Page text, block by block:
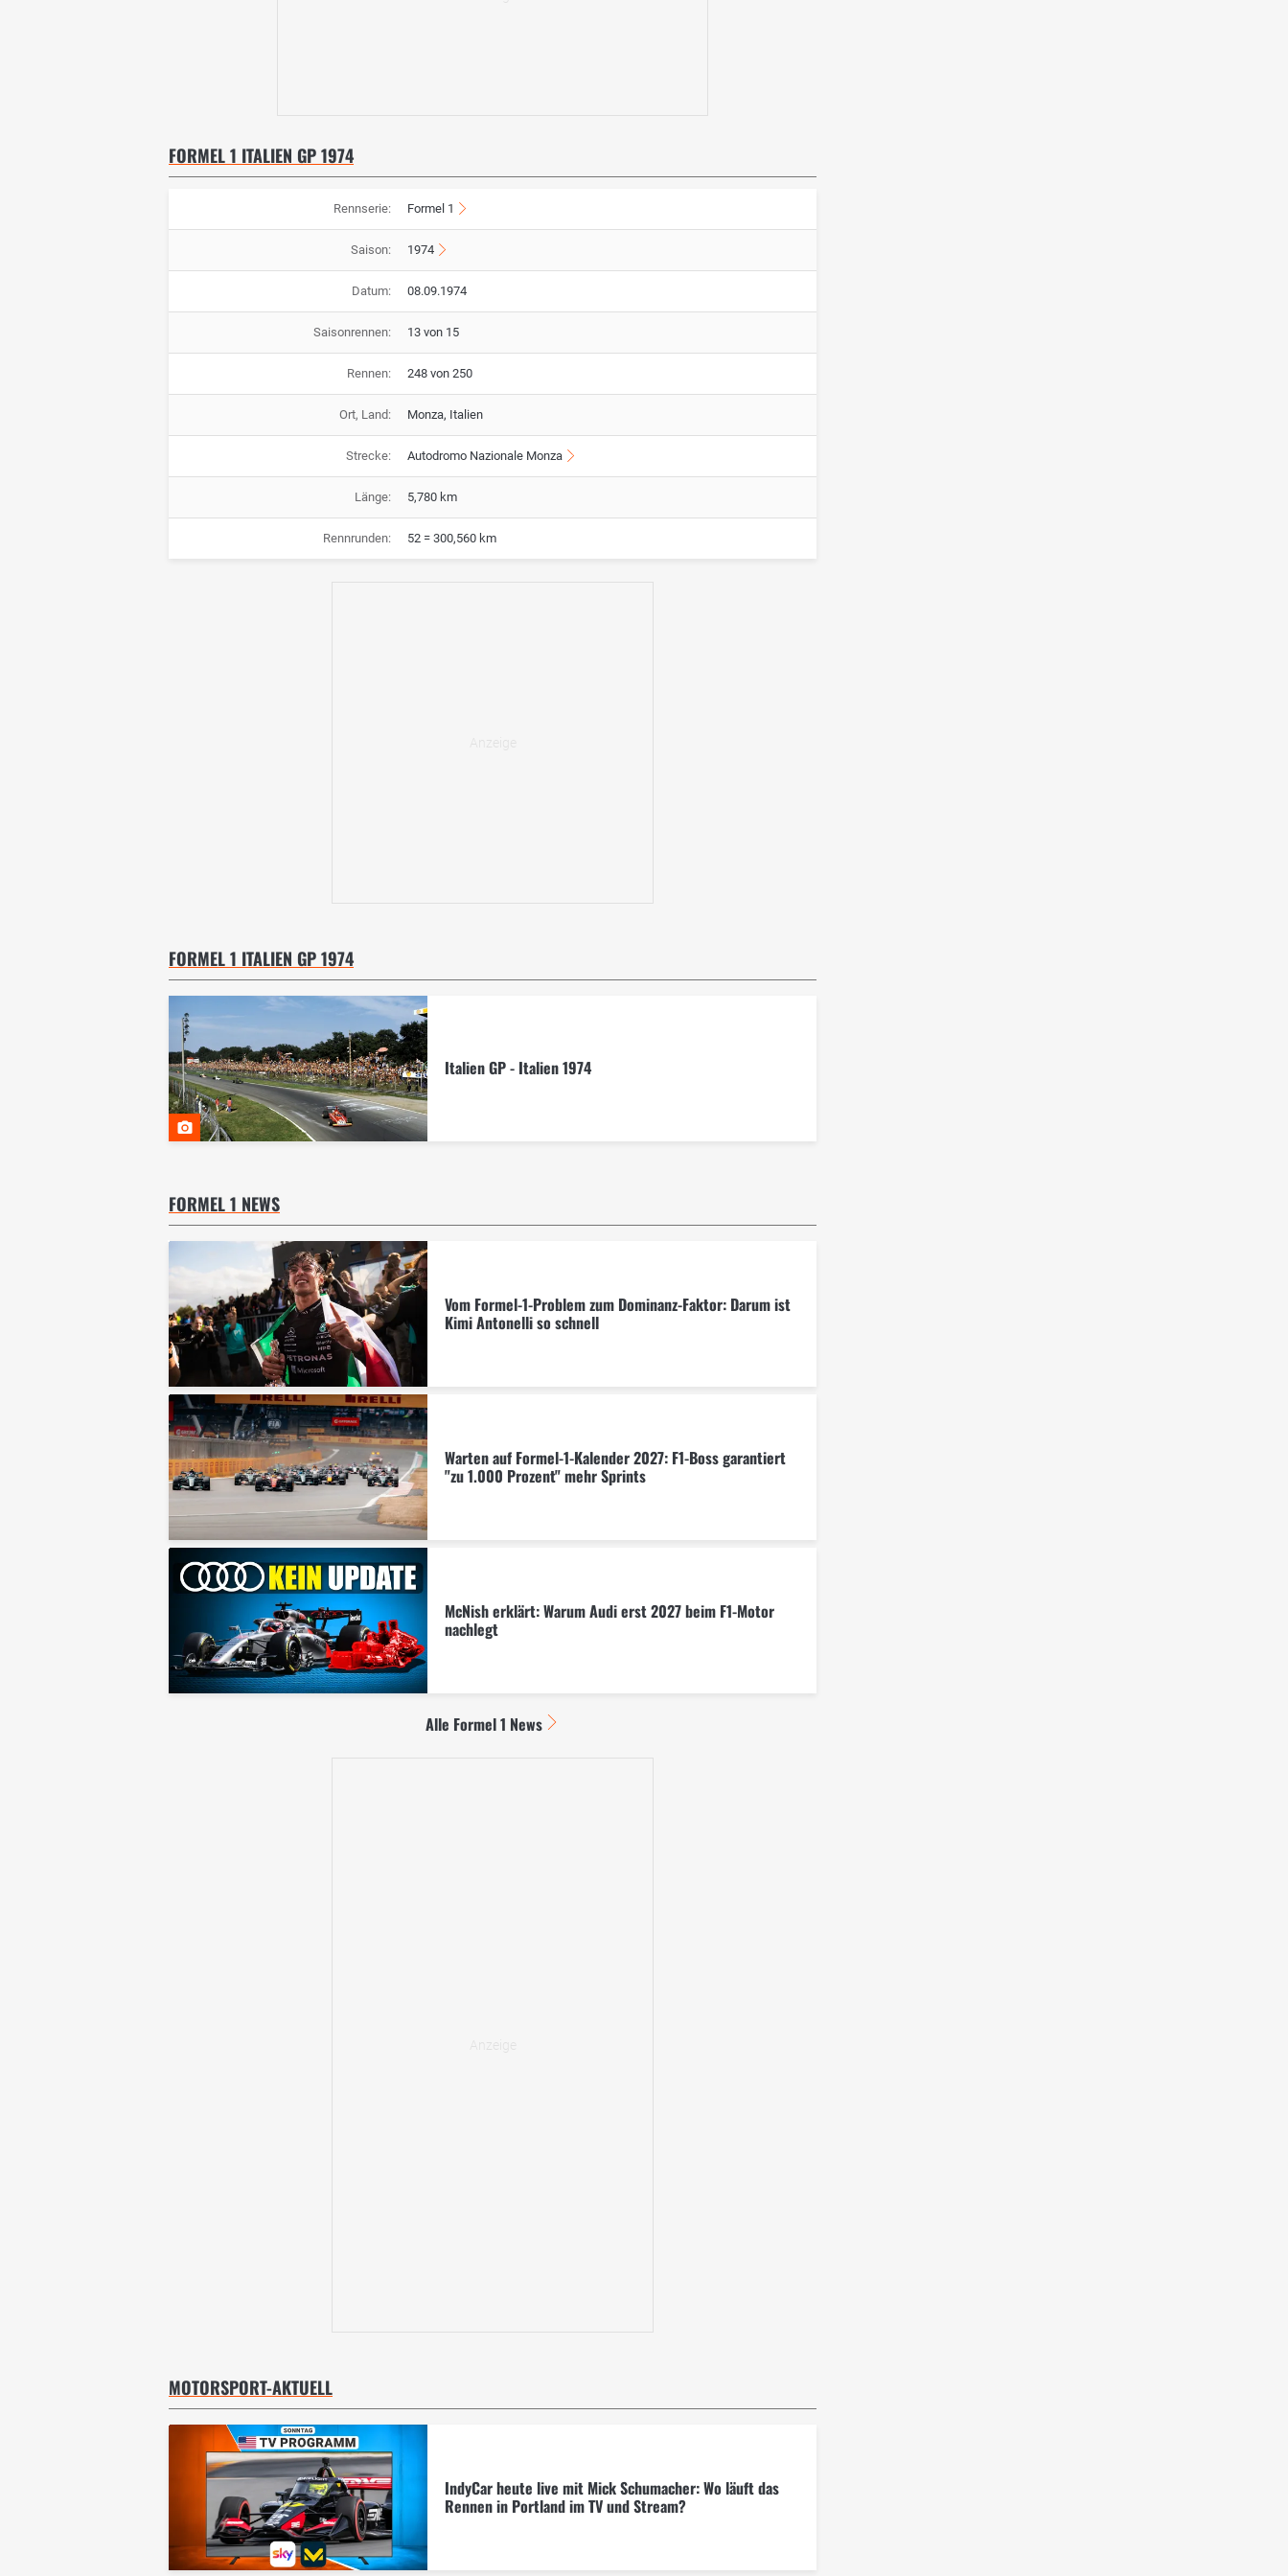
FORMEL 1 ITALIEN GP 1974
Rennserie: Formel 1
Saison: 1974
Datum: 08.09.1974
Saisonrennen: 13 von 15
Rennen: 248 von 250
Ort, Land: Monza, Italien
Strecke: Autodromo Nazionale Monza
Länge: 5,780 km
Rennrunden: 52 = 300,560 km
FORMEL 1 ITALIEN GP 1974
Italien GP - Italien 1974
FORMEL 1 NEWS
Vom Formel-1-Problem zum Dominanz-Faktor: Darum ist
Kimi Antonelli so schnell
Warten auf Formel-1-Kalender 2027: F1-Boss garantiert
"zu 1.000 Prozent" mehr Sprints
McNish erklärt: Warum Audi erst 2027 beim F1-Motor
nachlegt
Alle Formel 1 News
MOTORSPORT-AKTUELL
IndyCar heute live mit Mick Schumacher: Wo läuft das
Rennen in Portland im TV und Stream?